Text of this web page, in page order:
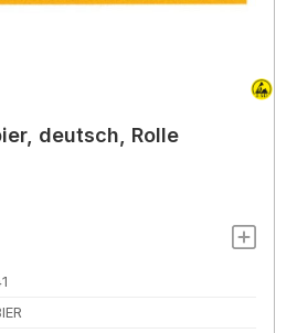
deutsch, Rolle